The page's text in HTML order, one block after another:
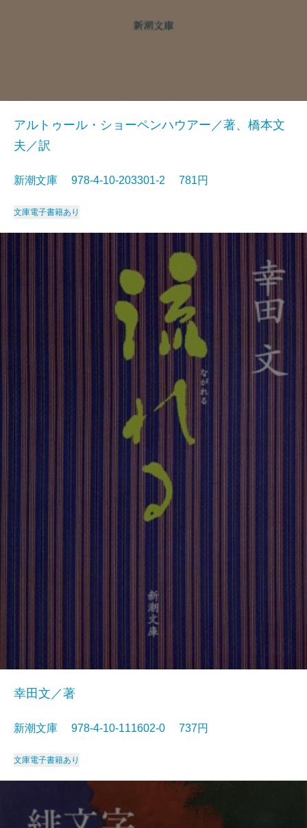
アルトゥール・ショーペンハウアー／著、橋本文
夫／訳
新潮文庫 978-4-10-203301-2 781円
文庫電子書籍あり
幸田文／著
新潮文庫 978-4-10-111602-0 737円
文庫電子書籍あり